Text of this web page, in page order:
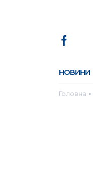
НОВИНИ
Головна ●